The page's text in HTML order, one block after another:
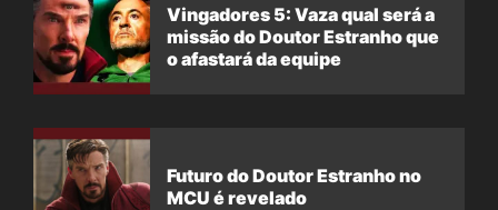
Vingadores 5: Vaza qual será a
missão do Doutor Estranho que
o afastará da equipe
Futuro do Doutor Estranho no
MCU é revelado